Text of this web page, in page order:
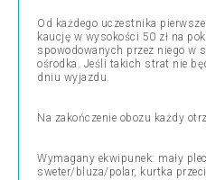
Od każdego uczestnika
kaucję w wysokości 50 zł na
spowodowanych przez niego w
ośrodka. Jeśli takich strat nie
dniu wyjazdu.
Na zakończenie obozu każdy
Wymagany ekwipunek: mały
sweter/bluza/polar, kurtka